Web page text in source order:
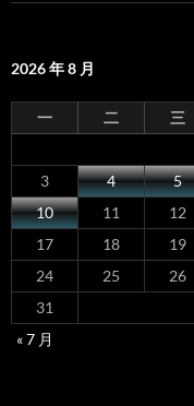
2026 年 8 月
一 二 三
3
4 5
10
11 12
17
18 19
24
25 26
31
« 7 月